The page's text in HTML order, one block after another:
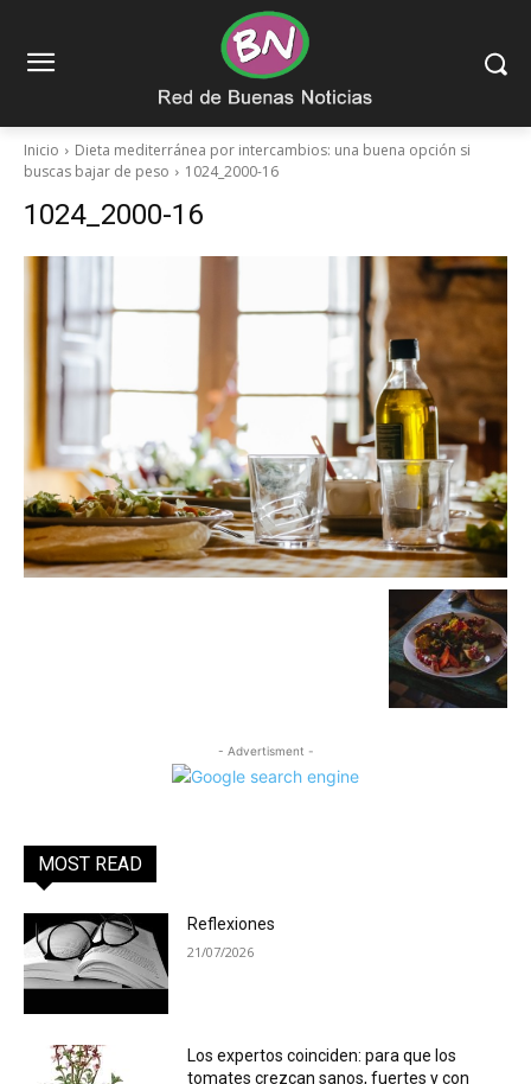
Inicio
Dieta mediterránea por intercambios: una buena opción si
buscas bajar de peso
1024_2000-16
1024_2000-16
- Advertisment -
MOST READ
Reflexiones
21/07/2026
Los expertos coinciden: para que los
tomates crezcan sanos, fuertes y con